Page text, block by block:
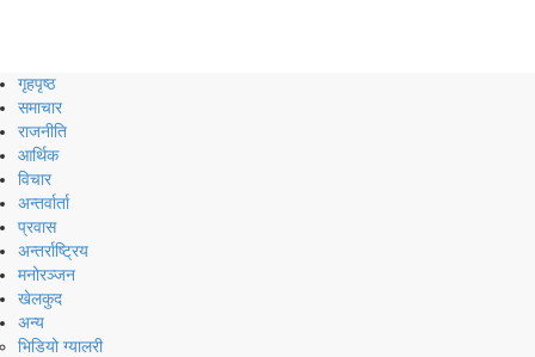
गृहपृष्ठ
समाचार
राजनीति
आर्थिक
विचार
अन्तर्वार्ता
प्रवास
अन्तर्राष्ट्रिय
मनोरञ्जन
खेलकुद
अन्य
भिडियो ग्यालरी